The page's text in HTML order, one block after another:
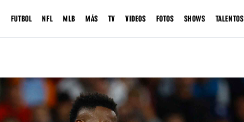
FUTBOL NFL MLB MÁS TV VIDEOS FOTOS SHOWS TALENTOS